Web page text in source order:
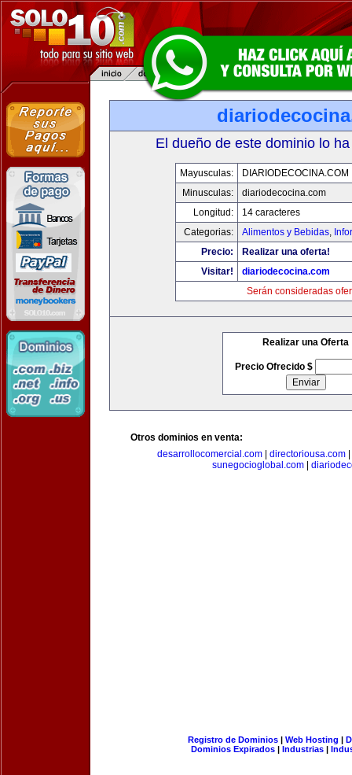
El dueño de este dominio lo
Mayusculas:
DIARIODECOCINA.COM
Minusculas:
diariodecocina.com
Longitud:
14 caracteres
Categorias:
Alimentos y Bebidas,
Precio:
Realizar una oferta!
Visitar!
diariodecocina.com
Serán consideradas
Realizar una Oferta
Precio Ofrecido $
Otros dominios en venta:
desarrollocomercial.com
directoriousa.com
sunegocioglobal.com|
Registro de Dominios| Web Hosting |
Dominios Expirados | Industrias |